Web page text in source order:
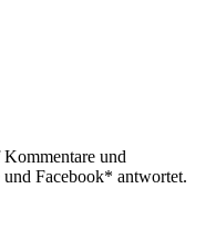
und
Facebook* antwortet.